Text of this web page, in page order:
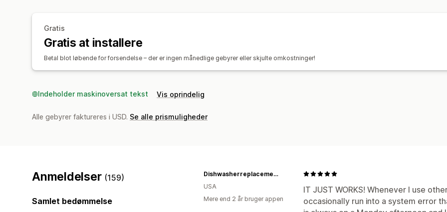
Gratis
Gratis at installere
Betal blot løbende for forsendelse – der er ingen månedlige gebyrer eller skjulte omkostninger!
Indeholder maskinoversat tekst Vis oprindelig
Alle gebyrer faktureres i USD. Se alle prismuligheder
Anmeldelser (159)
Samlet bedømmelse
IT JUST WORKS! Whenever I use
occasionally run into a system error
Dishwasherreplacementparts
USA
Mere end 2 år bruger appen